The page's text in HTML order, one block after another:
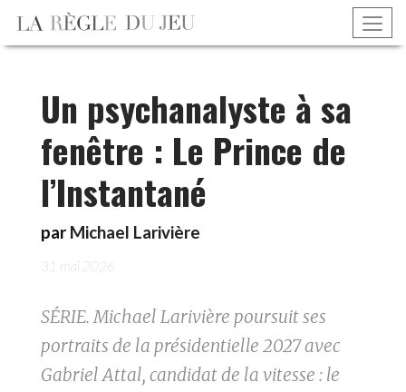
Un psychanalyste à sa
fenêtre : Le Prince de
l’Instantané
par Michael Larivière
31 mai 2026
SÉRIE. Michael Larivière poursuit ses
portraits de la présidentielle 2027 avec
Gabriel Attal, candidat de la vitesse : le